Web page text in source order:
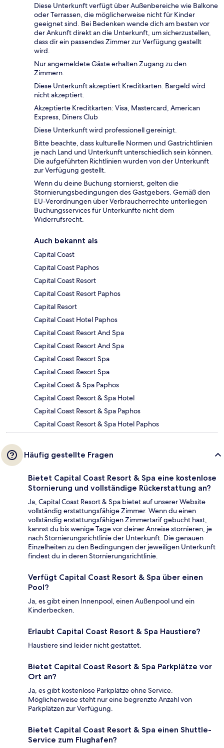
Diese Unterkunft verfügt über Außenbereiche wie Balkone
oder Terrassen, die möglicherweise nicht für Kinder
geeignet sind. Bei Bedenken wende dich am besten vor
der Ankunft direkt an die Unterkunft, um sicherzustellen,
dass dir ein passendes Zimmer zur Verfügung gestellt
wird.
Nur angemeldete Gäste erhalten Zugang zu den
Zimmern.
Diese Unterkunft akzeptiert Kreditkarten. Bargeld wird
nicht akzeptiert.
Akzeptierte Kreditkarten: Visa, Mastercard, American
Express, Diners Club
Diese Unterkunft wird professionell gereinigt.
Bitte beachte, dass kulturelle Normen und Gastrichtlinien
je nach Land und Unterkunft unterschiedlich sein können.
Die aufgeführten Richtlinien wurden von der Unterkunft
zur Verfügung gestellt.
Wenn du deine Buchung stornierst, gelten die
Stornierungsbedingungen des Gastgebers. Gemäß den
EU-Verordnungen über Verbraucherrechte unterliegen
Buchungsservices für Unterkünfte nicht dem
Widerrufsrecht.
Auch bekannt als
Capital Coast
Capital Coast Paphos
Capital Coast Resort
Capital Coast Resort Paphos
Capital Resort
Capital Coast Hotel Paphos
Capital Coast Resort And Spa
Capital Coast Resort And Spa
Capital Coast Resort Spa
Capital Coast Resort Spa
Capital Coast & Spa Paphos
Capital Coast Resort & Spa Hotel
Capital Coast Resort & Spa Paphos
Capital Coast Resort & Spa Hotel Paphos
Häufig gestellte Fragen
Bietet Capital Coast Resort & Spa eine kostenlose
Stornierung und vollständige Rückerstattung an?
Ja, Capital Coast Resort & Spa bietet auf unserer Website
vollständig erstattungsfähige Zimmer. Wenn du einen
vollständig erstattungsfähigen Zimmertarif gebucht hast,
kannst du bis wenige Tage vor deiner Anreise stornieren, je
nach Stornierungsrichtlinie der Unterkunft. Die genauen
Einzelheiten zu den Bedingungen der jeweiligen Unterkunft
findest du in deren Stornierungsrichtlinie.
Verfügt Capital Coast Resort & Spa über einen
Pool?
Ja, es gibt einen Innenpool, einen Außenpool und ein
Kinderbecken.
Erlaubt Capital Coast Resort & Spa Haustiere?
Haustiere sind leider nicht gestattet.
Bietet Capital Coast Resort & Spa Parkplätze vor
Ort an?
Ja, es gibt kostenlose Parkplätze ohne Service.
Möglicherweise steht nur eine begrenzte Anzahl von
Parkplätzen zur Verfügung.
Bietet Capital Coast Resort & Spa einen Shuttle-
Service zum Flughafen?